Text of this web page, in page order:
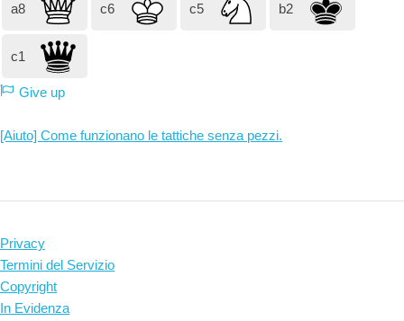
a8 c6 c5 b2
c1
Give up
[Aiuto] Come funzionano le tattiche senza pezzi.
Privacy
Termini del Servizio
Copyright
In Evidenza